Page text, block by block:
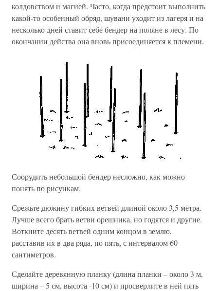
колдовством и магией. Часто, когда предстоит выполнить
какой-то особенный обряд, шувани уходит из лагеря и на
несколько дней ставит себе бендер на поляне в лесу. По
окончании действа она вновь присоединяется к племени.
Соорудить небольшой бендер несложно, как можно
понять по рисункам.
Срежьте дюжину гибких ветвей длиной около 3,5 метра.
Лучше всего брать ветви орешника, но годятся и другие.
Воткните десять ветвей одним концом в землю,
расставив их в два ряда, по пять, с интервалом 60
сантиметров.
Сделайте деревянную планку (длина планки – около 3 м,
ширина – 5 см, высота -10 см) и просверлите в ней пять